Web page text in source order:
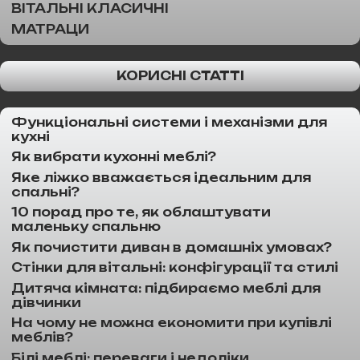
ВІТАЛЬНІ КЛАСИЧНІ
МАТРАЦИ
КОРИСНІ СТАТТІ
Функціональні системи і механізми для
кухні
Як вибрати кухонні меблі?
Яке ліжко вважається ідеальним для
спальні?
10 порад про те, як облаштувати
маленьку спальню
Як почистити диван в домашніх умовах?
Стінки для вітальні: конфігурації та стилі
Дитяча кімната: підбираємо меблі для
дівчинки
На чому не можна економити при купівлі
меблів?